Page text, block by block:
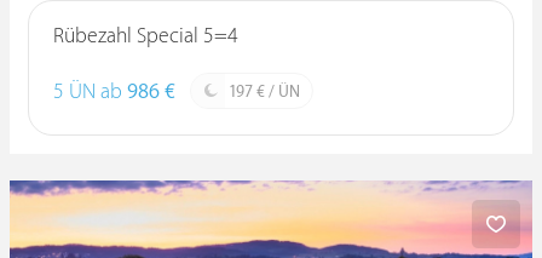
Rübezahl Special 5=4
5 ÜN ab 986 € 197 € / ÜN